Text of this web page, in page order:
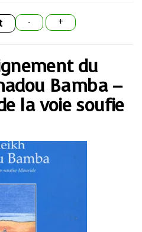
- +
du
Bamba –
la voie soufie